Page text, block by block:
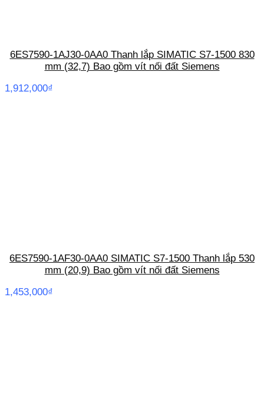
6ES7590-1AJ30-0AA0 Thanh lắp SIMATIC S7-1500 830
mm (32,7) Bao gồm vít nối đất Siemens
1,912,000₫
6ES7590-1AF30-0AA0 SIMATIC S7-1500 Thanh lắp 530
mm (20,9) Bao gồm vít nối đất Siemens
1,453,000₫